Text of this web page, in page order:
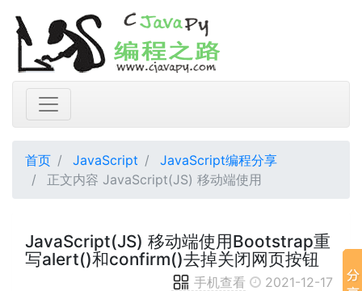
首页 JavaScript
JavaScript编程分享
正文内容 JavaScript(JS) 移动端使用
JavaScript(JS) 移动端使用Bootstrap重
写alert()和confirm()去掉关闭网页按钮
手机查看 2021-12-17